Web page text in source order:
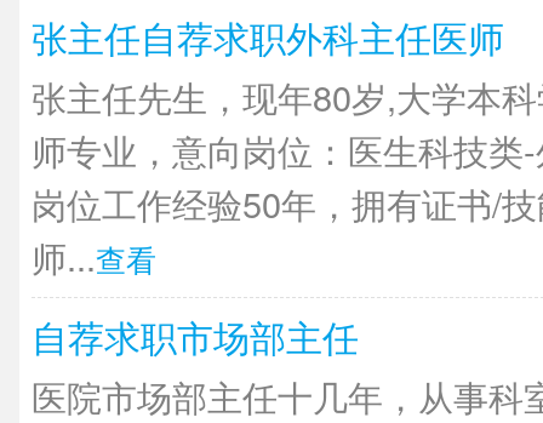
张主任自荐求职外科主任医师
张主任先生，现年80岁,大学本
师专业，意向岗位：医生科技类
岗位工作经验50年，拥有证书/
师...查看
自荐求职市场部主任
医院市场部主任十几年，从事科